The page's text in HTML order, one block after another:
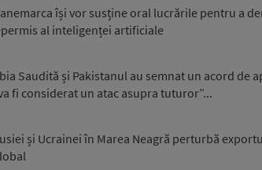
își vor susține oral lucrările pentru a
al inteligenței artificiale
Saudită și Pakistanul au semnat un acord de
fi considerat un atac asupra tuturor”...
și Ucrainei în Marea Neagră perturbă